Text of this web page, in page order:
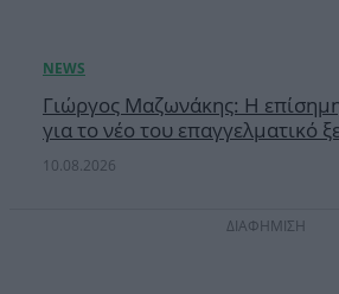
Γιώργος Μαζωνάκης: Η
για το νέο του επαγγελματικό
10.08.2026
ΔΙΑΦΗΜΙΣΗ